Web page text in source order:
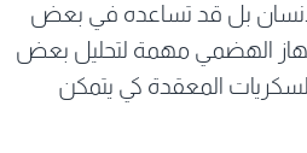
بل قد تساعده في بعض
الهضمي مهمة لتحليل بعض
السكريات المعقدة كي يتمكن